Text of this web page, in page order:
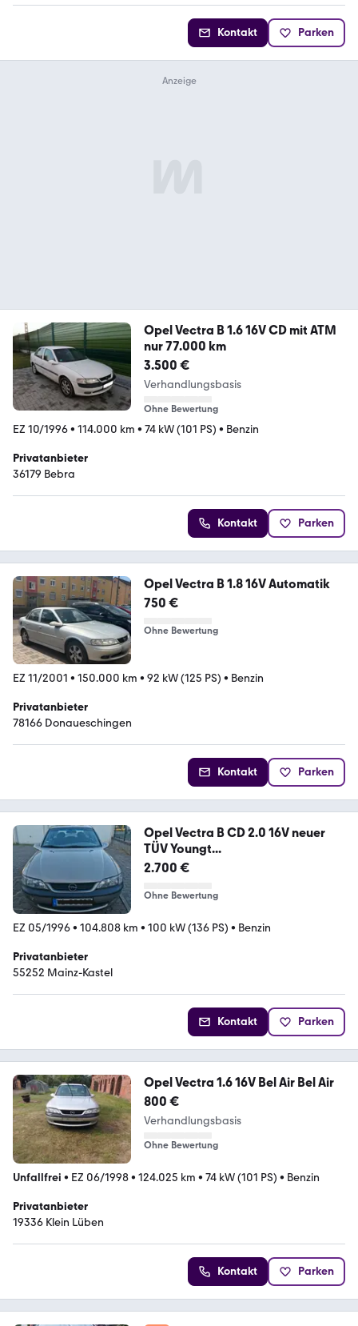
Kontakt Parken
Opel Vectra B 1.6 16V CD mit ATM
nur 77.000 km
3.500 €
Verhandlungsbasis
Ohne Bewertung
EZ 10/1996• 114.000 km • 74 kW (101 PS) • Benzin
Privatanbieter
36179 Bebra
Kontakt Parken
Opel Vectra B 1.8 16V Automatik
750 €
Ohne Bewertung
EZ 11/2001 • 150.000 km • 92 kW (125 PS) • Benzin
Privatanbieter
78166 Donaueschingen
Kontakt Parken
Opel Vectra B CD 2.0 16V neuer
TÜV Youngt...
2.700 €
Ohne Bewertung
EZ 05/1996• 104.808 km • 100 kW (136 PS) • Benzin
Privatanbieter
55252 Mainz-Kastel
Kontakt Parken
Opel Vectra 1.6 16V Bel Air Bel Air
800 €
Verhandlungsbasis
Ohne Bewertung
Unfallfrei • EZ 06/1998• 124.025 km • 74 kW (101 PS) • Benzin
Privatanbieter
19336 Klein Lüben
Kontakt Parken